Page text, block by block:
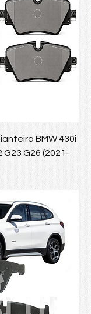
BMW 430i
G23 G26 (2021-